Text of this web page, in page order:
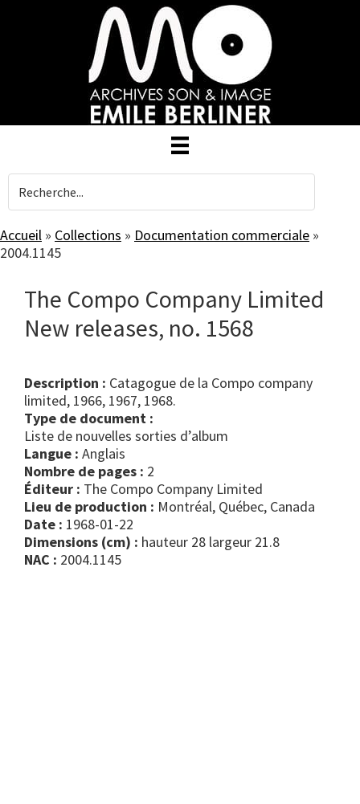
Accueil » Collections » Documentation commerciale »
2004.1145
The Compo Company Limited
New releases, no. 1568
Description : Catagogue de la Compo company
limited, 1966, 1967, 1968.
Type de document :
liste de nouvelles sorties d’album
Langue : Anglais
Nombre de pages : 2
Éditeur : The Compo Company Limited
Lieu de production : Montréal, Québec, Canada
Date : 1968-01-22
Dimensions (cm) : hauteur 28 largeur 21.8
NAC : 2004.1145